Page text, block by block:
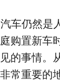
车仍然是
购置新车
的事情。
常重要的